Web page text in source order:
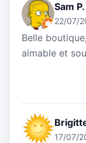
Sam P.
22/07/
Belle
aimable et
17/07/